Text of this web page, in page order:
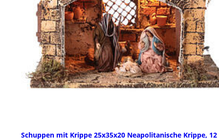
Schuppen mit Krippe 25x35x20 Neapolitanische Krippe, 12